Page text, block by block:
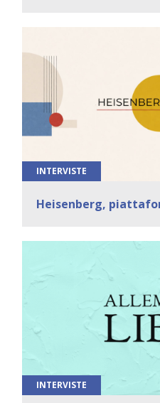
INTERVISTE
Heisenberg,
INTERVISTE